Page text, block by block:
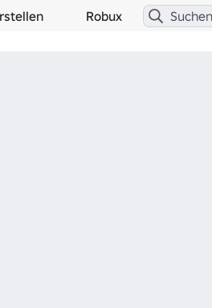
Robux